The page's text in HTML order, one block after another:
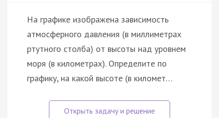
На графике изображена зависимость
атмосферного давления (в миллиметрах
ртутного столба) от высоты над уровнем
моря (в километрах). Определите по
графику, на какой высоте (в километ…